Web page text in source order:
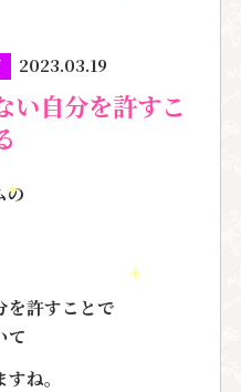
2023.03.19
い自分を許すこ
の
を許すことで
て
ね。